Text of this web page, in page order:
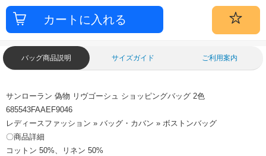
バッグ商品説明 サイズガイド ご利用案内
サンローラン 偽物 リヴゴーシュ ショッピングバッグ 2色
685543FAAEF9046
レディースファッション » バッグ・カバン » ボストンバッグ
〇商品詳細
コットン 50%、リネン 50%